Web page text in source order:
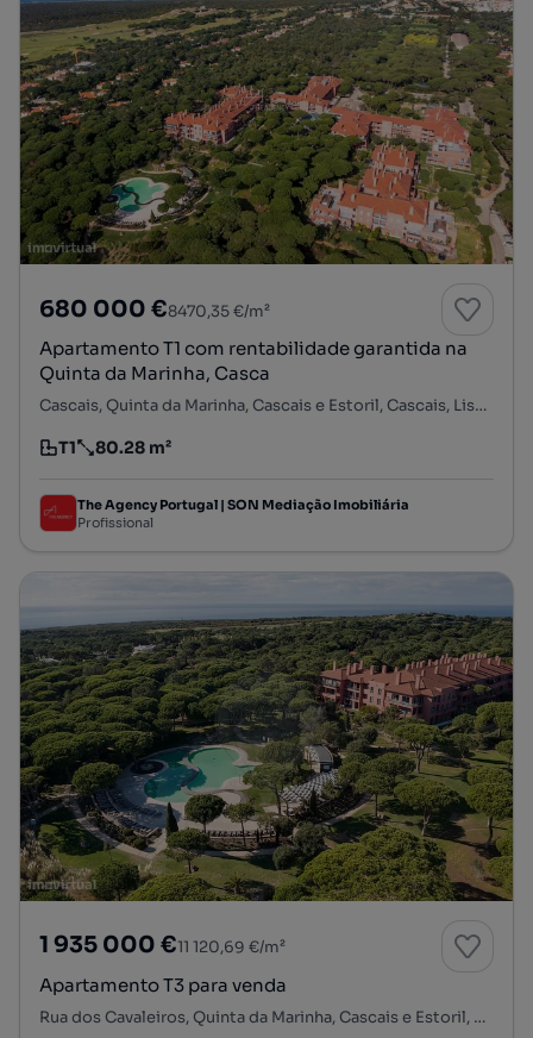
680 000 €8470,35 €/m²
Apartamento T1 com rentabilidade garantida na
Quinta da Marinha, Casca
Cascais, Quinta da Marinha, Cascais e Estoril, Cascais, Lisboa
Tipologia
T1
Preço por metro quadrado
80.28 m²
The Agency Portugal | SON Mediação Imobiliária
Profissional
1 935 000 €11 120,69 €/m²
Apartamento T3 para venda
Rua dos Cavaleiros, Quinta da Marinha, Cascais e Estoril, Cascais, Lisboa